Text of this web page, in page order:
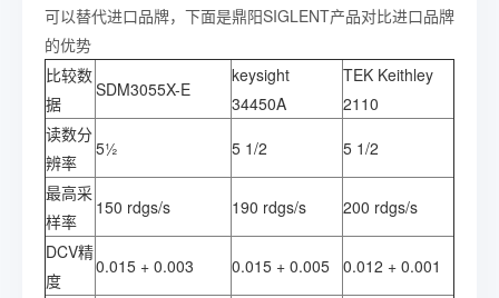
可以替代进口品牌，下面是鼎阳SIGLENT产品对比进口品牌
的优势
比较数
据
SDM3055X-E
keysight
34450A
TEK Keithley
2110
读数分
辨率
5½ 5 1/2
5 1/2
最高采
样率
150 rdgs/s 190 rdgs/s
200 rdgs/s
DCV精
度
0.015 + 0.003 0.015 + 0.005 0.012 + 0.001